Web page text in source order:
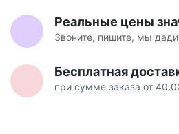
Реальные цены
Звоните, пишите, мы
Бесплатная
при сумме заказа от